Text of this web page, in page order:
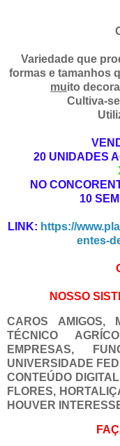
Variedade que
formas e tamanhos
muito
Cultiva-se
20 UNIDADES
NO
10
LINK: https://
entes-
NOSSO
CAROS AMIGOS,
TÉCNICO
EMPRESAS,
UNIVERSIDADE
CONTEÚDO
FLORES,
HOUVER